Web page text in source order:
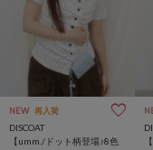
NEW 再入荷
DISCOAT
【umm./ドット柄登場♪8色